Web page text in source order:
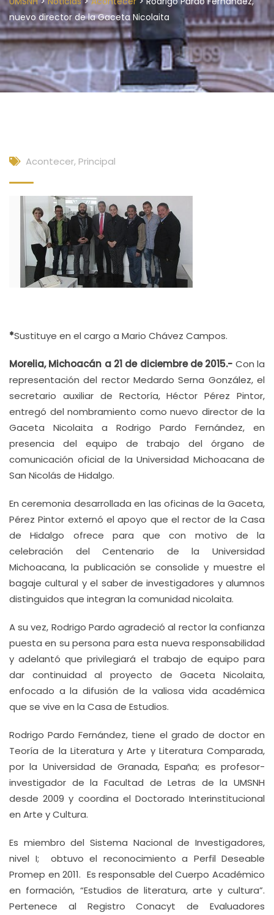
nuevo director de la Gaceta Nicolaita
Acontecer, Principal
*Sustituye en el cargo a Mario Chávez Campos.
Morelia, Michoacán a 21 de diciembre de 2015.- Con la
representación del rector Medardo Serna González, el
secretario auxiliar de Rectoría, Héctor Pérez Pintor,
entregó del nombramiento como nuevo director de la
Gaceta Nicolaita a Rodrigo Pardo Fernández, en
presencia del equipo de trabajo del órgano de
comunicación oficial de la Universidad Michoacana de
San Nicolás de Hidalgo.
En ceremonia desarrollada en las oficinas de la Gaceta,
Pérez Pintor externó el apoyo que el rector de la Casa
de Hidalgo ofrece para que con motivo de la
celebración del Centenario de la Universidad
Michoacana, la publicación se consolide y muestre el
bagaje cultural y el saber de investigadores y alumnos
distinguidos que integran la comunidad nicolaita.
A su vez, Rodrigo Pardo agradeció al rector la confianza
puesta en su persona para esta nueva responsabilidad
y adelantó que privilegiará el trabajo de equipo para
dar continuidad al proyecto de Gaceta Nicolaita,
enfocado a la difusión de la valiosa vida académica
que se vive en la Casa de Estudios.
Rodrigo Pardo Fernández, tiene el grado de doctor en
Teoría de la Literatura y Arte y Literatura Comparada,
por la Universidad de Granada, España; es profesor-
investigador de la Facultad de Letras de la UMSNH
desde 2009 y coordina el Doctorado Interinstitucional
en Arte y Cultura.
Es miembro del Sistema Nacional de Investigadores,
nivel I; obtuvo el reconocimiento a Perfil Deseable
Promep en 2011. Es responsable del Cuerpo Académico
en formación, “Estudios de literatura, arte y cultura”.
Pertenece al Registro Conacyt de Evaluadores